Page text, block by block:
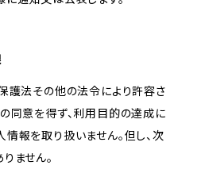
護法その他の法令により許容さ
同意を得ず、利用目的の達成に
報を取り扱いません。但し、次
ません。